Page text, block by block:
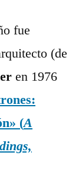
fue
(de
en 1976
(A